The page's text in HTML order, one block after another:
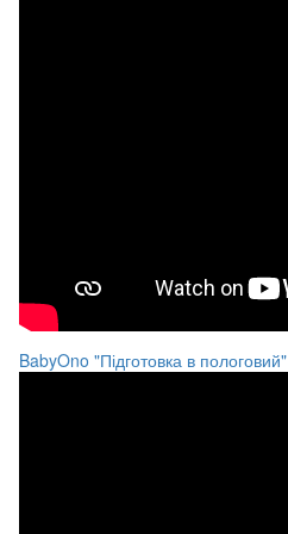
BabyOno "Підготовка в пологовий"